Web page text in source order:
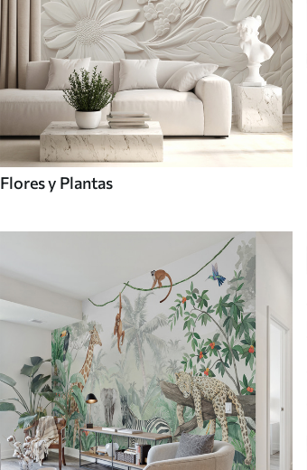
Flores y Plantas